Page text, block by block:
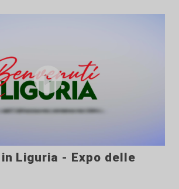
Liguria - Expo delle